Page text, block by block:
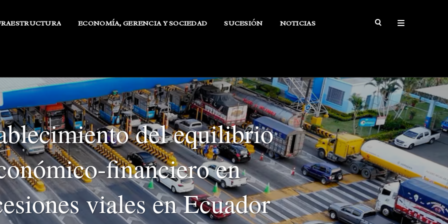
ECONOMÍA, GERENCIA Y SOCIEDAD SUCESIÓN NOTICIAS
del equilibrio
financiero en
viales en Ecuador